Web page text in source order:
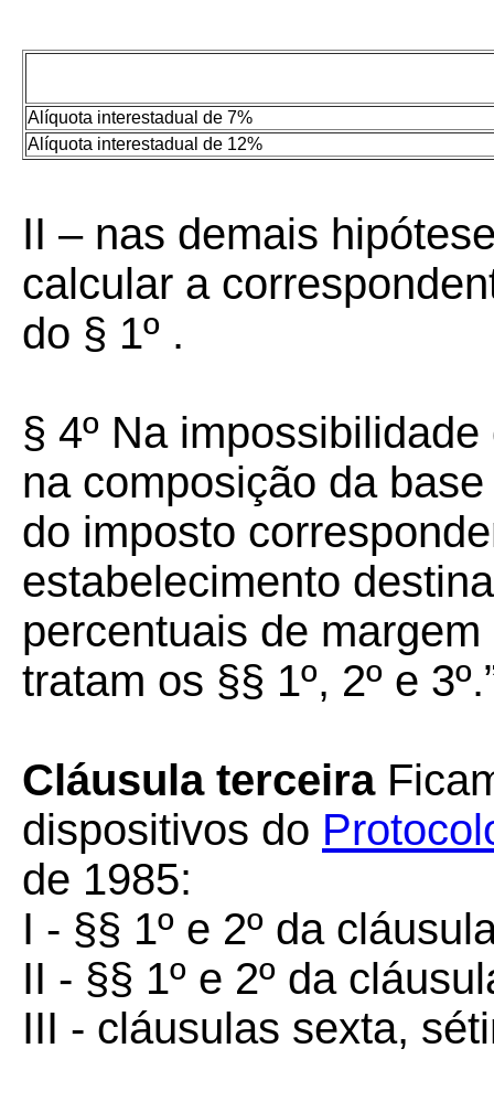
Alíquota interestadual de 7%
Alíquota interestadual de 12%
II – nas demais
calcular a
do § 1º .
§ 4º Na
na composição da
do imposto
estabelecimento
percentuais de
tratam os §§ 1º, 2º e
Cláusula terceira
dispositivos do
de 1985:
I - §§ 1º e 2º da
II - §§ 1º e 2º da
III - cláusulas sexta,